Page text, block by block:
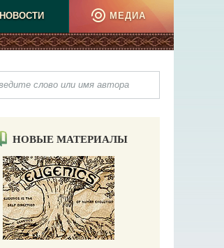
НОВОСТИ МЕДИА
НОВЫЕ МАТЕРИАЛЫ